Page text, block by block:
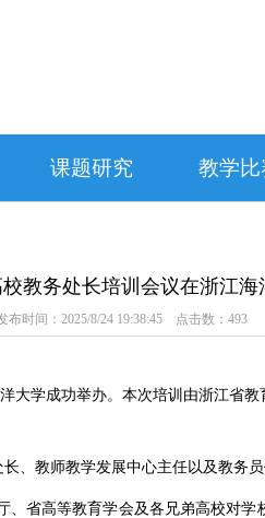
课题研究 教学比
教务处长培训会议在浙江海
布时间：2025/8/24 19:38:45 点击数： 493
大学成功举办。本次培训由浙江省
、教师教学发展中心主任以及教务
省高等教育学会及各兄弟高校对